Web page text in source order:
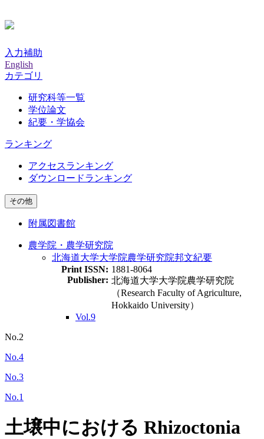
入力補助
English
カテゴリ
研究科等一覧
学位論文
紀要・学協会
ランキング
アクセスランキング
ダウンロードランキング
その他
附属図書館
農学院・農学研究院
北海道大学大学院農学研究院邦文紀要
Print ISSN: 1881-8064
Publisher: 北海道大学大学院農学研究院
（Research Faculty of Agriculture,
Hokkaido University）
Vol.9
No.2
No.4
No.3
No.1
土壌中における Rhizoctonia